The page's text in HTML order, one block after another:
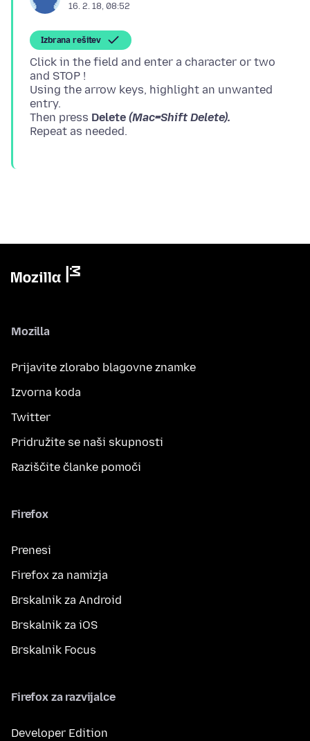
16. 2. 18, 08:52
Izbrana rešitev
Click in the field and enter a character or two
and STOP !
Using the arrow keys, highlight an unwanted
entry.
Then press Delete (Mac=Shift Delete).
Mozilla
Prijavite zlorabo blagovne znamke
Izvorna koda
Twitter
Pridružite se naši skupnosti
Raziščite članke pomoči
Firefox
Prenesi
Firefox za namizja
Brskalnik za Android
Brskalnik za iOS
Brskalnik Focus
Firefox za razvijalce
Developer Edition